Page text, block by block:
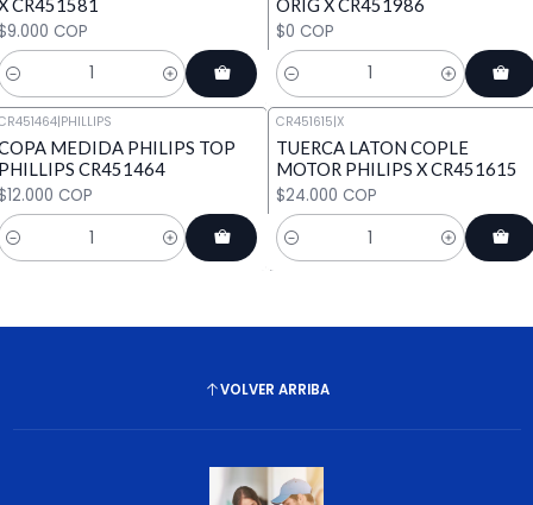
CR451581
COP
ORIG X CR451986
$0 COP
Cantidad
|PHILLIPS
MEDIDA PHILIPS TOP
CR451464
COP
CR451615|X
TUERCA LATON COPLE
MOTOR PHILIPS X CR451615
$24.000 COP
Cantidad
VOLVER ARRIBA